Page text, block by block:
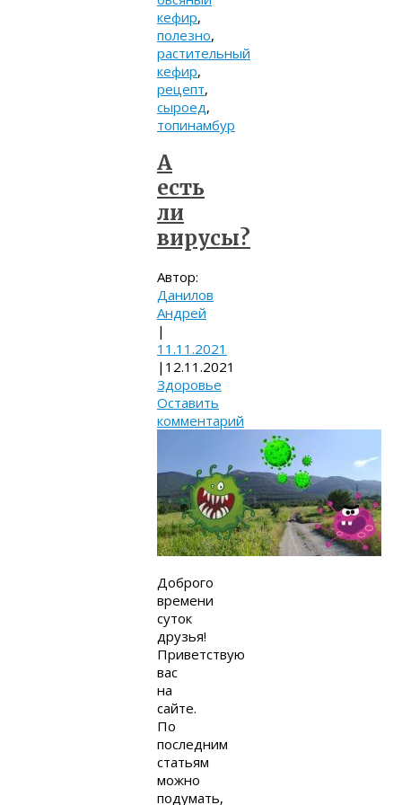
кефир,
полезно,
растительный
кефир,
рецепт,
сыроед,
топинамбур
А
есть
ли
вирусы?
Автор:
Данилов
Андрей
|
11.11.2021
| 12.11.2021
Здоровье
Оставить
комментарий
Доброго
времени
суток
друзья!
Приветствую
вас
на
сайте.
По
последним
статьям
можно
подумать,